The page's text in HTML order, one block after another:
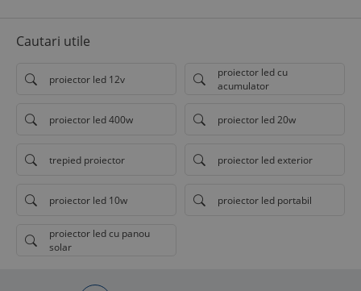
Cautari utile
proiector led 12v
proiector led cu
acumulator
proiector led 400w proiector led 20w
trepied proiector proiector led exterior
proiector led 10w proiector led portabil
proiector led cu panou
solar